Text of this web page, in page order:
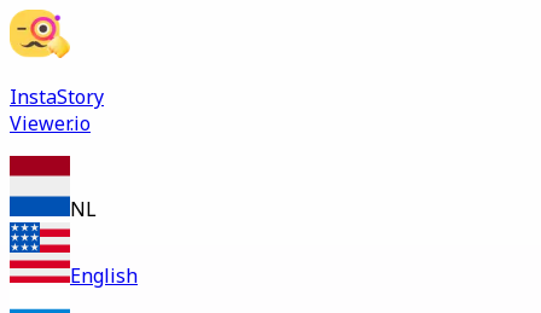
InstaStory
Viewer.io
NL
English